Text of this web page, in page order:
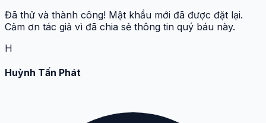
Đã thử và thành công! Mật khẩu mới đã được đặt lại.
Cảm ơn tác giả vì đã chia sẻ thông tin quý báu này.
H
Huỳnh Tấn Phát